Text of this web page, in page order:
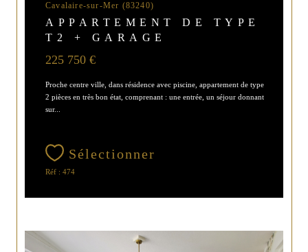
Cavalaire-sur-Mer (83240)
APPARTEMENT DE TYPE
T2 + GARAGE
225 750 €
Proche centre ville, dans résidence avec piscine, appartement de type
2 pièces en très bon état, comprenant : une entrée, un séjour donnant
sur...
Sélectionner
Réf : 474